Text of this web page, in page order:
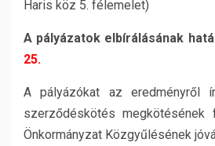
Haris köz 5. félemelet)
A pályázatok elbírálásának
25.
A pályázókat az eredményről
szerződéskötés
Önkormányzat Közgyűlésének